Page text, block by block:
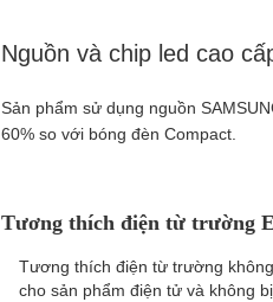
Nguồn và chip led cao
Sản phẩm sử dụng nguồn
60% so với bóng đèn Compact.
Tương thích điện từ trường
Tương thích điện từ trường
cho sản phẩm điện tử và không